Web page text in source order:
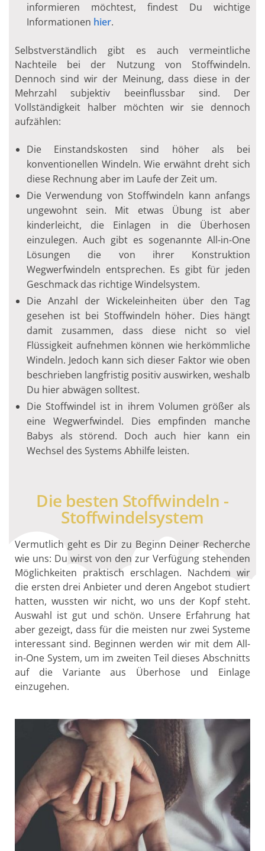
informieren möchtest, findest Du wichtige
Informationen hier.
Selbstverständlich gibt es auch vermeintliche
Nachteile bei der Nutzung von Stoffwindeln.
Dennoch sind wir der Meinung, dass diese in der
Mehrzahl subjektiv beeinflussbar sind. Der
Vollständigkeit halber möchten wir sie dennoch
aufzählen:
Die Einstandskosten sind höher als bei
konventionellen Windeln. Wie erwähnt dreht sich
diese Rechnung aber im Laufe der Zeit um.
Die Verwendung von Stoffwindeln kann anfangs
ungewohnt sein. Mit etwas Übung ist aber
kinderleicht, die Einlagen in die Überhosen
einzulegen. Auch gibt es sogenannte All-in-One
Lösungen die von ihrer Konstruktion
Wegwerfwindeln entsprechen. Es gibt für jeden
Geschmack das richtige Windelsystem.
Die Anzahl der Wickeleinheiten über den Tag
gesehen ist bei Stoffwindeln höher. Dies hängt
damit zusammen, dass diese nicht so viel
Flüssigkeit aufnehmen können wie herkömmliche
Windeln. Jedoch kann sich dieser Faktor wie oben
beschrieben langfristig positiv auswirken, weshalb
Du hier abwägen solltest.
Die Stoffwindel ist in ihrem Volumen größer als
eine Wegwerfwindel. Dies empfinden manche
Babys als störend. Doch auch hier kann ein
Wechsel des Systems Abhilfe leisten.
Die besten Stoffwindeln -
Stoffwindelsystem
Vermutlich geht es Dir zu Beginn Deiner Recherche
wie uns: Du wirst von den zur Verfügung stehenden
Möglichkeiten praktisch erschlagen. Nachdem wir
die ersten drei Anbieter und deren Angebot studiert
hatten, wussten wir nicht, wo uns der Kopf steht.
Auswahl ist gut und schön. Unsere Erfahrung hat
aber gezeigt, dass für die meisten nur zwei Systeme
interessant sind. Beginnen werden wir mit dem All-
in-One System, um im zweiten Teil dieses Abschnitts
auf die Variante aus Überhose und Einlage
einzugehen.